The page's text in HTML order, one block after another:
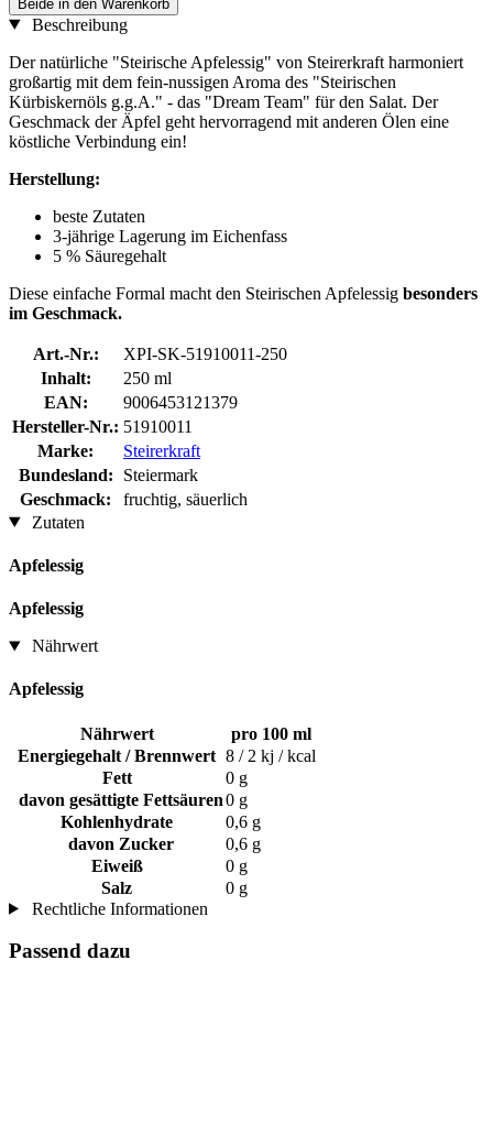
Beide in den Warenkorb
Beschreibung
Der natürliche "Steirische Apfelessig" von Steirerkraft harmoniert
großartig mit dem fein-nussigen Aroma des "Steirischen
Kürbiskernöls g.g.A." - das "Dream Team" für den Salat. Der
Geschmack der Äpfel geht hervorragend mit anderen Ölen eine
köstliche Verbindung ein!
Herstellung:
beste Zutaten
3-jährige Lagerung im Eichenfass
5 % Säuregehalt
Diese einfache Formal macht den Steirischen Apfelessig besonders
im Geschmack.
Art.-Nr.:
XPI-SK-51910011-250
Inhalt:
250 ml
EAN:
9006453121379
Hersteller-Nr.: 51910011
Marke:
Steirerkraft
Bundesland:
Steiermark
Geschmack:
fruchtig, säuerlich
Zutaten
Apfelessig
Apfelessig
Nährwert
Apfelessig
Nährwert
pro 100 ml
Energiegehalt / Brennwert 8 / 2 kj / kcal
Fett
0 g
davon gesättigte Fettsäuren0 g
Kohlenhydrate
0,6 g
davon Zucker
0,6 g
Eiweiß
0 g
Salz
0 g
Rechtliche Informationen
Passend dazu